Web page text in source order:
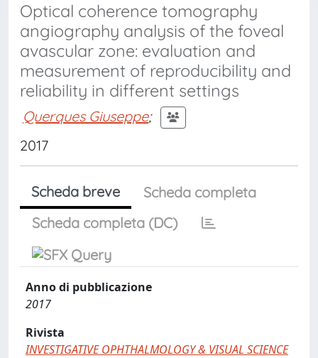
Optical coherence tomography
angiography analysis of the foveal
avascular zone: evaluation and
measurement of reproducibility and
reliability in different settings
Querques Giuseppe;
2017
Scheda breve
Scheda completa
Scheda completa (DC)
Anno di pubblicazione
2017
Rivista
INVESTIGATIVE OPHTHALMOLOGY & VISUAL SCIENCE